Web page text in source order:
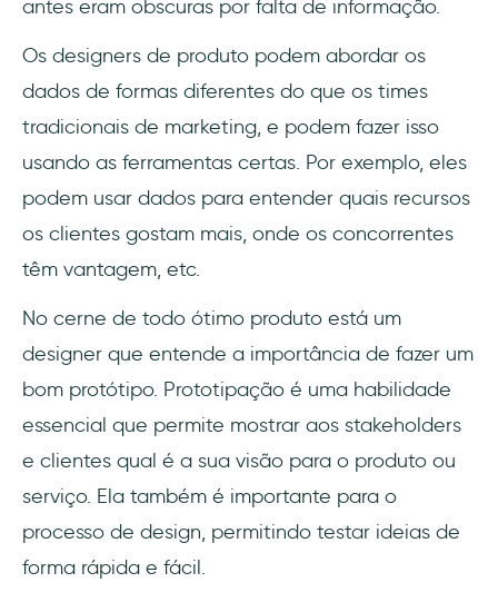
antes eram obscuras por falta de informação.
Os designers de produto podem abordar os
dados de formas diferentes do que os times
tradicionais de marketing, e podem fazer isso
usando as ferramentas certas. Por exemplo, eles
podem usar dados para entender quais recursos
os clientes gostam mais, onde os concorrentes
têm vantagem, etc.
No cerne de todo ótimo produto está um
designer que entende a importância de fazer um
bom protótipo. Prototipação é uma habilidade
essencial que permite mostrar aos stakeholders
e clientes qual é a sua visão para o produto ou
serviço. Ela também é importante para o
processo de design, permitindo testar ideias de
forma rápida e fácil.